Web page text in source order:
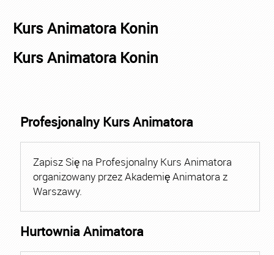
Kurs Animatora Konin
Kurs Animatora Konin
Profesjonalny Kurs Animatora
Zapisz Się na Profesjonalny Kurs Animatora
organizowany przez Akademię Animatora z
Warszawy.
Hurtownia Animatora